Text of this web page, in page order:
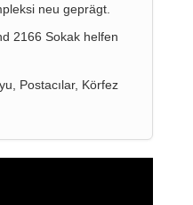
neu geprägt.
2166 Sokak helfen
Postacılar, Körfez